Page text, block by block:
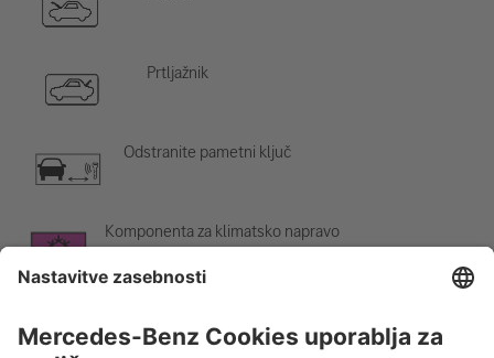
Prtljažnik
Odstranite pametni ključ
Komponenta za klimatsko napravo